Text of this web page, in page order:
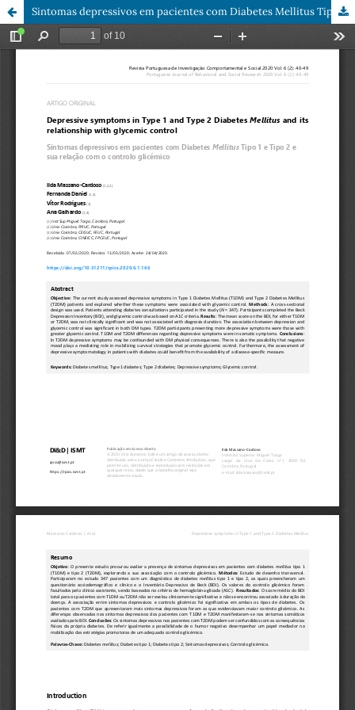
Sintomas depressivos em pacientes com Diabetes Mellitus Tipo 1 e Tipo 2 e sua relação com o controlo glicémico